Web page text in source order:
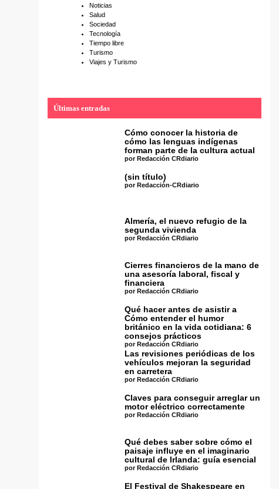
Noticias
Salud
Sociedad
Tecnología
Tiempo libre
Turismo
Viajes y Turismo
Últimas entradas
Cómo conocer la historia de
cómo las lenguas indígenas
forman parte de la cultura actual
por Redacción CRdiario
(sin título)
por Redacción-CRdiario
Almería, el nuevo refugio de la
segunda vivienda
por Redacción CRdiario
Cierres financieros de la mano de
una asesoría laboral, fiscal y
financiera
por Redacción CRdiario
Qué hacer antes de asistir a
Cómo entender el humor
británico en la vida cotidiana: 6
consejos prácticos
por Redacción CRdiario
Las revisiones periódicas de los
vehículos mejoran la seguridad
en carretera
por Redacción CRdiario
Claves para conseguir arreglar un
motor eléctrico correctamente
por Redacción CRdiario
Qué debes saber sobre cómo el
paisaje influye en el imaginario
cultural de Irlanda: guía esencial
por Redacción CRdiario
El Festival de Shakespeare en